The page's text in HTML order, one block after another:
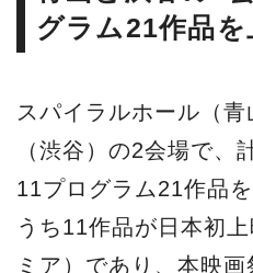
今年の幕開けとなるオ
釜山国際映画祭やサ
画祭にも出品された
族や故郷の人々と絶
ェンダー女性の物語。
今年のベルリン国際